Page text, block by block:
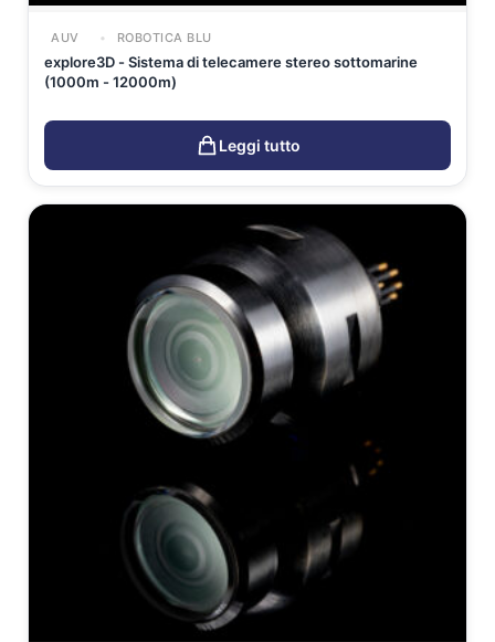
AUV ROBOTICA BLU
explore3D - Sistema di telecamere stereo sottomarine
(1000m - 12000m)
Leggi tutto